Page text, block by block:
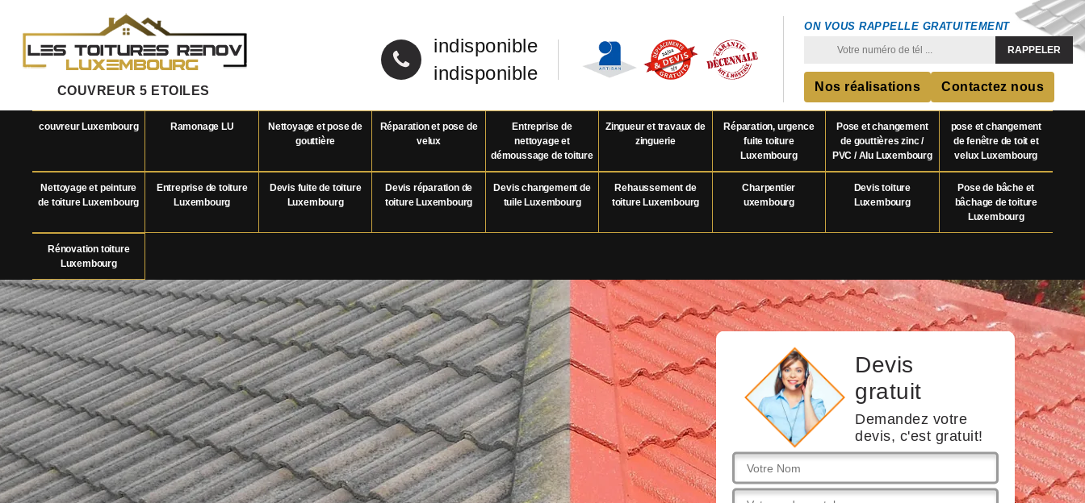
COUVREUR 5 ETOILES
indisponible
indisponible
ON VOUS RAPPELLE GRATUITEMENT
Nos réalisations Contactez nous
couvreur Luxembourg Ramonage LU
Nettoyage et pose de
gouttière
Réparation et pose de
velux
Entreprise de
nettoyage et
démoussage de toiture
Zingueur et travaux de
zinguerie
Réparation, urgence
fuite toiture
Luxembourg
Pose et changement
de gouttières zinc /
PVC / Alu Luxembourg
pose et changement
de fenêtre de toit et
velux Luxembourg
Nettoyage et peinture
de toiture Luxembourg
Entreprise de toiture
Luxembourg
Devis fuite de toiture
Luxembourg
Devis réparation de
toiture Luxembourg
Devis changement de
tuile Luxembourg
Rehaussement de
toiture Luxembourg
Charpentier
uxembourg
Devis toiture
Luxembourg
Pose de bâche et
bâchage de toiture
Luxembourg
Rénovation toiture
Luxembourg
Devis
gratuit
Demandez votre
devis, c'est gratuit!